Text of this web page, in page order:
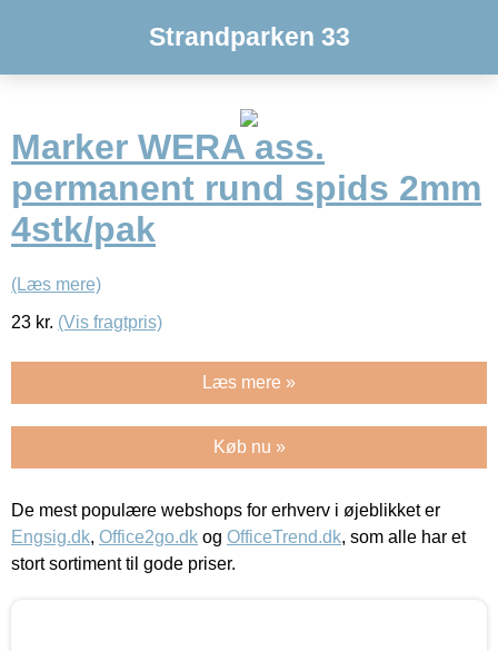
Strandparken 33
Marker WERA ass.
permanent rund spids 2mm
4stk/pak
(Læs mere)
23 kr. (Vis fragtpris)
Læs mere »
Køb nu »
De mest populære webshops for erhverv i øjeblikket er
Engsig.dk, Office2go.dk og OfficeTrend.dk, som alle har et
stort sortiment til gode priser.